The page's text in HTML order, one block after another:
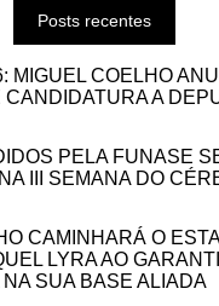
Posts recentes
MIGUEL COELHO
A
PELA FUNASE
III SEMANA DO
CAMINHARÁ O
LYRA AO
SUA BASE ALIADA